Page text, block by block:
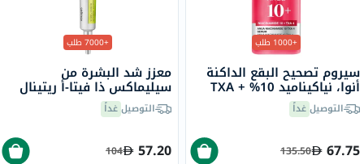
+1000 طلب
سيروم تصحيح البقع الداكنة
أنوا، نياكيناميد 10% + TXA
4%، 30 مل
التوصيلغداً
67.75
135.50
+7000 طلب
معزز شد البشرة من
سيليماكس ذا فيتا-أ ريتينال
شوت، 15 مل
التوصيلغداً
57.20
104